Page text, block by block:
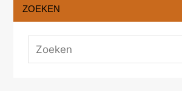
ZOEKEN